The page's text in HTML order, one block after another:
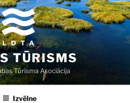
TŪRISMS
Tūrisma Asociācija
Izvēlne